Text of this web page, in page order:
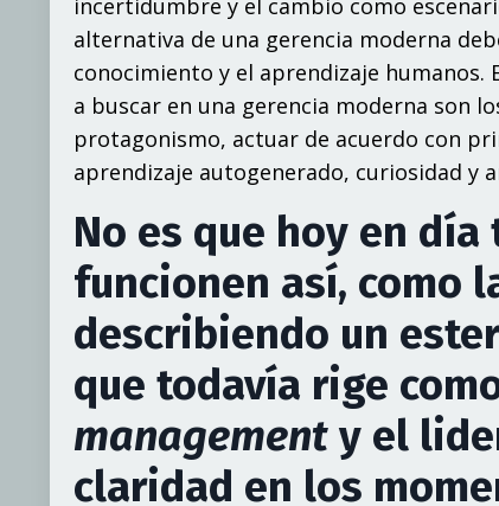
incertidumbre y el cambio como
alternativa de una gerencia moderna
conocimiento y el aprendizaje humanos.
a buscar en una gerencia moderna son
protagonismo, actuar de acuerdo con
aprendizaje autogenerado, curiosidad y
No es que hoy en
funcionen así, como
describiendo un
que todavía rige
management y el
claridad en los